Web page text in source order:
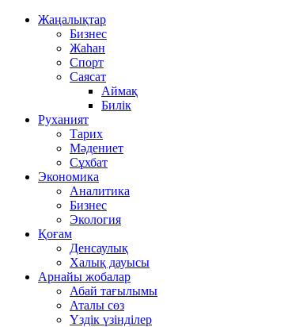
Жаңалықтар
Бизнес
Жаһан
Спорт
Саясат
Аймақ
Билік
Руханият
Тарих
Мәдениет
Сұхбат
Экономика
Аналитика
Бизнес
Экология
Қоғам
Денсаулық
Халық дауысы
Арнайы жобалар
Абай тағылымы
Аталы сөз
Үздік үзінділер